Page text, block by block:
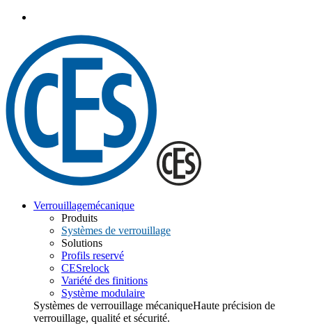
Verrouillagemécanique
Produits
Systèmes de verrouillage
Solutions
Profils reservé
CESrelock
Variété des finitions
Système modulaire
Systèmes de verrouillage mécaniqueHaute précision de
verrouillage, qualité et sécurité.